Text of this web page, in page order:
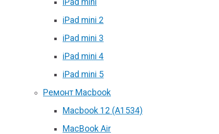
iPad mini 2
iPad mini 3
iPad mini 4
iPad mini 5
Ремонт Macbook
Macbook 12 (А1534)
MacBook Air